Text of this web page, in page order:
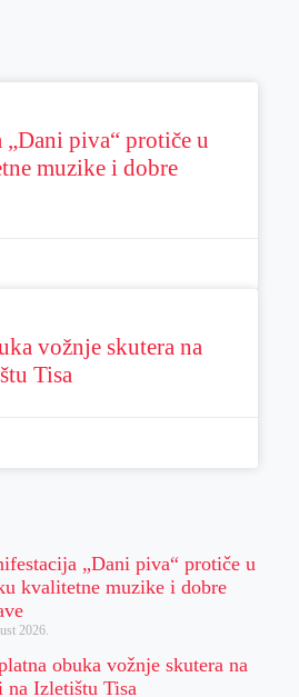
piva“ protiče u
muzike i dobre
vožnje skutera na
Tisa
„Dani piva“ protiče u
kvalitetne muzike i dobre
2026.
obuka vožnje skutera na
na Izletištu Tisa